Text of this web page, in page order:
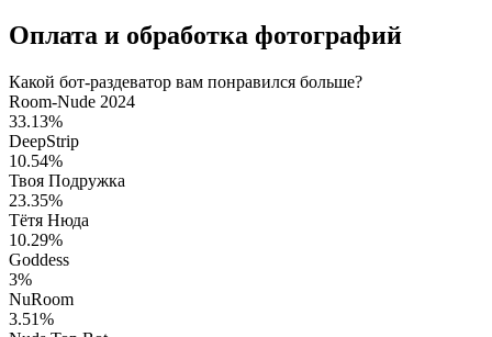
Оплата и обработка фотографий
Какой бот-раздеватор вам понравился больше?
Room-Nude 2024
33.13%
DeepStrip
10.54%
Твоя Подружка
23.35%
Тётя Нюда
10.29%
Goddess
3%
NuRoom
3.51%